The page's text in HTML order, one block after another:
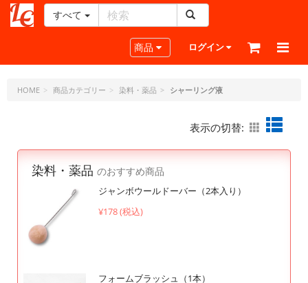
ー
ラ
ッ
ト・
すべて
Toggle navigation
商品 ログイン
HOME 商品カテゴリー 染料・薬品 シャーリング液
表示の切替:
染料・薬品 のおすすめ商品
ジャンボウールドーバー（2本入り）
¥178 (税込)
フォームブラッシュ（1本）